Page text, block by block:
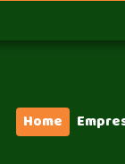
Home